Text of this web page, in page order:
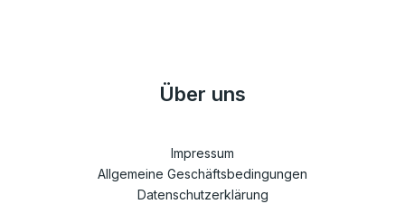
Über uns
Impressum
Allgemeine Geschäftsbedingungen
Datenschutzerklärung